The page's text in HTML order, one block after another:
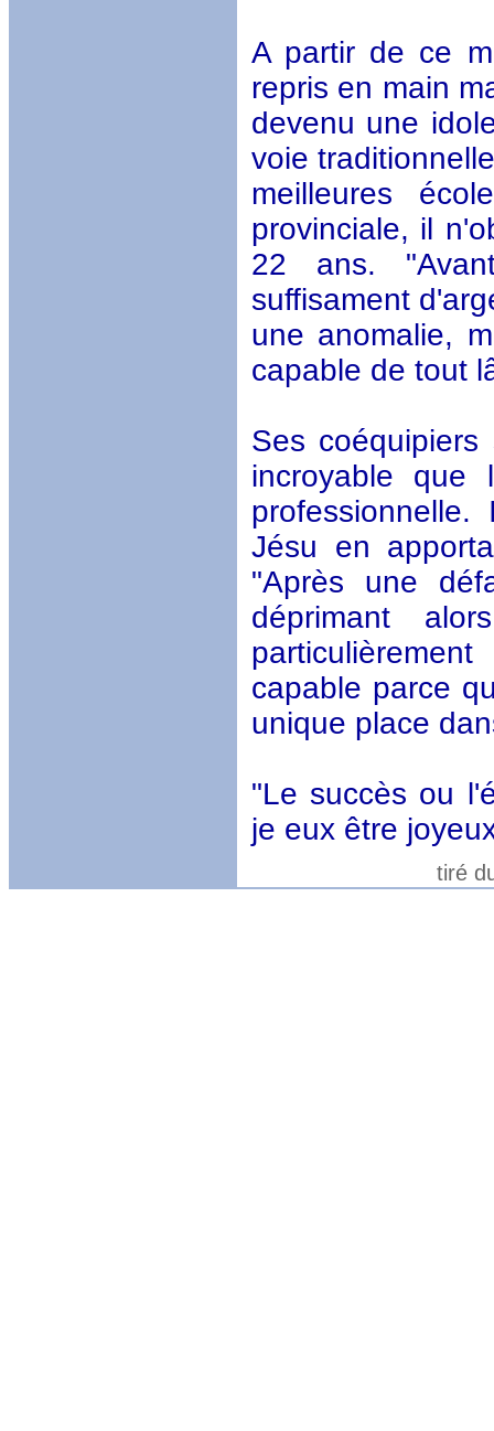
A partir de ce
repris en main
devenu une
voie
meilleures
provinciale, il
22 ans.
suffisament
une anomalie,
capable de tout
Ses
incroyable que
Jésu en
"Après une
déprimant
capable parce
unique place
"Le succès ou
je eux être
tiré du